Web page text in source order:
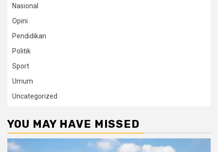
Nasional
Opini
Pendidikan
Politik
Sport
Umum
Uncategorized
YOU MAY HAVE MISSED